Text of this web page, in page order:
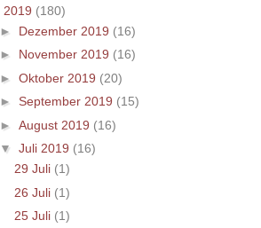
2019 (180)
► Dezember 2019 (16)
► November 2019 (16)
► Oktober 2019 (20)
► September 2019 (15)
► August 2019 (16)
▼ Juli 2019 (16)
29 Juli (1)
26 Juli (1)
25 Juli (1)